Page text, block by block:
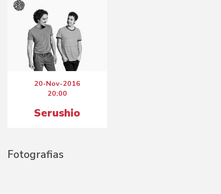
20-Nov-2016
20:00
Serushio
Fotografias